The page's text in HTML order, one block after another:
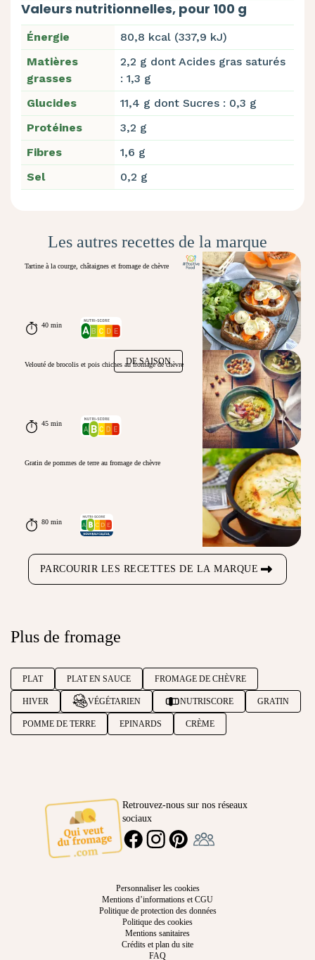
Valeurs nutritionnelles, pour 100 g
Énergie
80,8 kcal (337,9 kJ)
Matières
grasses
2,2 g dont Acides gras saturés
: 1,3 g
Glucides
11,4 g dont Sucres : 0,3 g
Protéines
3,2 g
Fibres
1,6 g
Sel
0,2 g
Les autres recettes de la marque
Tartine à la courge, châtaignes et fromage de chèvre
40 min
DE SAISON
Velouté de brocolis et pois chiches au fromage de chèvre
45 min
Gratin de pommes de terre au fromage de chèvre
80 min
PARCOURIR LES RECETTES DE LA MARQUE
Plus de fromage
PLAT PLAT EN SAUCE FROMAGE DE CHÈVRE
HIVER VÉGÉTARIEN NUTRISCORE GRATIN
POMME DE TERRE EPINARDS CRÈME
Retrouvez-nous sur nos réseaux
sociaux
FACEBOOKINSTAGRAMPINTEREST
Personnaliser les cookies
Mentions d’informations et CGU
Politique de protection des données
Politique des cookies
Mentions sanitaires
Crédits et plan du site
FAQ